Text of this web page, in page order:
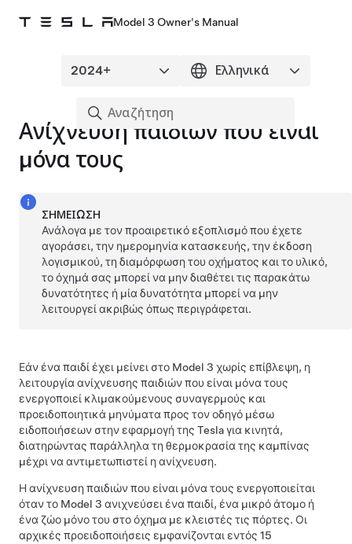
Model 3 Owner's Manual
Ανίχνευση παιδιών που είναι
μόνα τους
ΣΗΜΕΊΩΣΗ
Ανάλογα με τον προαιρετικό εξοπλισμό που έχετε
αγοράσει, την ημερομηνία κατασκευής, την έκδοση
λογισμικού, τη διαμόρφωση του οχήματος και το υλικό,
το όχημά σας μπορεί να μην διαθέτει τις παρακάτω
δυνατότητες ή μία δυνατότητα μπορεί να μην
λειτουργεί ακριβώς όπως περιγράφεται.
Εάν ένα παιδί έχει μείνει στο Model 3 χωρίς επίβλεψη, η
λειτουργία ανίχνευσης παιδιών που είναι μόνα τους
ενεργοποιεί κλιμακούμενους συναγερμούς και
προειδοποιητικά μηνύματα προς τον οδηγό μέσω
ειδοποιήσεων στην εφαρμογή της Tesla για κινητά,
διατηρώντας παράλληλα τη θερμοκρασία της καμπίνας
μέχρι να αντιμετωπιστεί η ανίχνευση.
Η ανίχνευση παιδιών που είναι μόνα τους ενεργοποιείται
όταν το Model 3 ανιχνεύσει ένα παιδί, ένα μικρό άτομο ή
ένα ζώο μόνο του στο όχημα με κλειστές τις πόρτες. Οι
αρχικές προειδοποιήσεις εμφανίζονται εντός 15